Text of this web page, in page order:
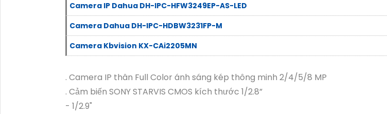
Camera IP Dahua DH-IPC-HFW3249EP-AS-LED
Camera Dahua DH-IPC-HDBW3231FP-M
Camera Kbvision KX-CAi2205MN
. Camera IP thân Full Color ánh sáng kép thông minh 2/4/5/8 MP
. Cảm biến SONY STARVIS CMOS kích thước 1/2.8”
- 1/2.9"